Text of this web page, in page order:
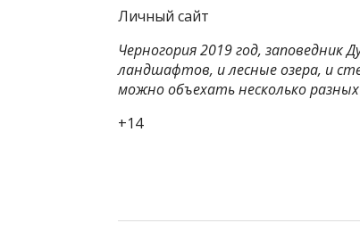
Личный сайт
Черногория 2019 год, заповедник
ландшафтов, и лесные озера, и
можно объехать несколько
+14